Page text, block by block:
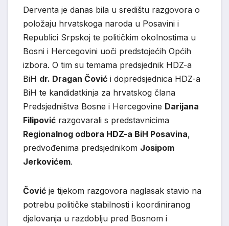
Derventa je danas bila u središtu razgovora o
položaju hrvatskoga naroda u Posavini i
Republici Srpskoj te političkim okolnostima u
Bosni i Hercegovini uoči predstojećih Općih
izbora. O tim su temama predsjednik HDZ-a
BiH dr. Dragan Čović i dopredsjednica HDZ-a
BiH te kandidatkinja za hrvatskog člana
Predsjedništva Bosne i Hercegovine Darijana
Filipović razgovarali s predstavnicima
Regionalnog odbora HDZ-a BiH Posavina,
predvođenima predsjednikom Josipom
Jerkovićem.
Čović je tijekom razgovora naglasak stavio na
potrebu političke stabilnosti i koordiniranog
djelovanja u razdoblju pred Bosnom i